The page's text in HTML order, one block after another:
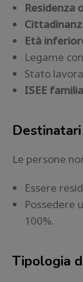
Residenza
Età
Legame
Stato
ISEE
Le persone
Essere
Possedere
100%.
Tipologia